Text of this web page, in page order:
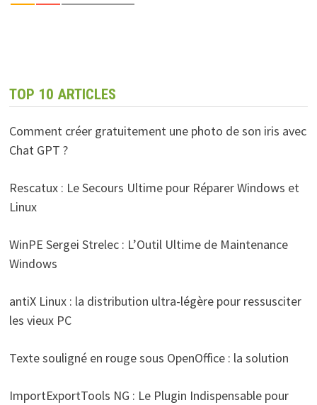
TOP 10 ARTICLES
Comment créer gratuitement une photo de son iris avec
Chat GPT ?
Rescatux : Le Secours Ultime pour Réparer Windows et
Linux
WinPE Sergei Strelec : L’Outil Ultime de Maintenance
Windows
antiX Linux : la distribution ultra-légère pour ressusciter
les vieux PC
Texte souligné en rouge sous OpenOffice : la solution
ImportExportTools NG : Le Plugin Indispensable pour